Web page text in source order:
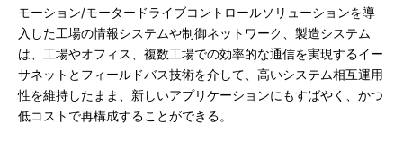
モーション/モータードライブコントロールソリューションを導
入した工場の情報システムや制御ネットワーク、製造システム
は、工場やオフィス、複数工場での効率的な通信を実現するイー
サネットとフィールドバス技術を介して、高いシステム相互運用
性を維持したまま、新しいアプリケーションにもすばやく、かつ
低コストで再構成することができる。